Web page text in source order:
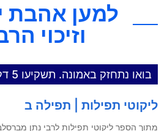
למען אהבת
וזיכוי
בואו נתחזק באמונה. תשקיעו 5 דקות קריאה כל יום!
ליקוטי תפילות | תפילה ב
מתוך הספר ליקוטי תפילות לרבי נתן